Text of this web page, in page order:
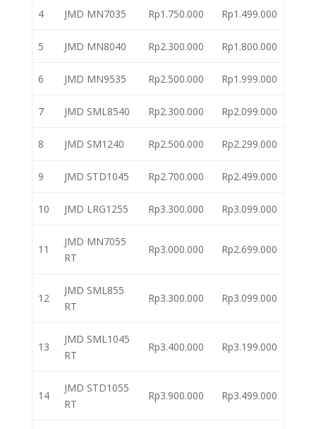
4 JMD MN7035 Rp1.750.000 Rp1.499.000
5 JMD MN8040 Rp2.300.000 Rp1.800.000
6 JMD MN9535 Rp2.500.000 Rp1.999.000
7 JMD SML8540 Rp2.300.000 Rp2.099.000
8 JMD SM1240 Rp2.500.000 Rp2.299.000
9 JMD STD1045 Rp2.700.000 Rp2.499.000
10 JMD LRG1255 Rp3.300.000 Rp3.099.000
11
JMD MN7055
RT
Rp3.000.000 Rp2.699.000
12
JMD SML855
RT
Rp3.300.000 Rp3.099.000
13
JMD SML1045
RT
Rp3.400.000 Rp3.199.000
14
JMD STD1055
RT
Rp3.900.000 Rp3.499.000